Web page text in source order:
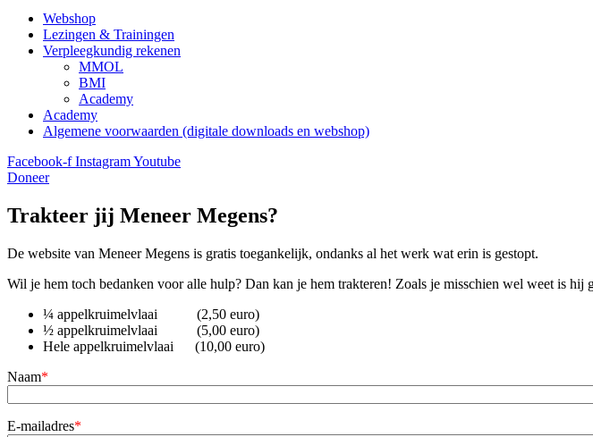
Webshop
Lezingen & Trainingen
Verpleegkundig rekenen
MMOL
BMI
Academy
Academy
Algemene voorwaarden (digitale downloads en webshop)
Facebook-f InstagramYoutube
Doneer
Trakteer jij Meneer Megens?
De website van Meneer Megens is gratis toegankelijk, ondanks al het werk wat erin is gestopt.
Wil je hem toch bedanken voor alle hulp? Dan kan je hem trakteren! Zoals je misschien wel weet is hij
¼ appelkruimelvlaai (2,50 euro)
½ appelkruimelvlaai (5,00 euro)
Hele appelkruimelvlaai (10,00 euro)
Naam*
E-mailadres*